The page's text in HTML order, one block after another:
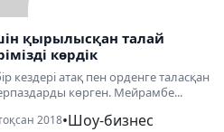
қырылысқан талай
көрдік
кездері атақ пен орденге таласқан
көрген. Мейрамбе...
2018•Шоу-бизнес